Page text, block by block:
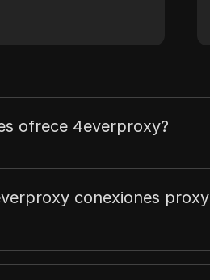
ofrece 4everproxy?
conexiones proxy